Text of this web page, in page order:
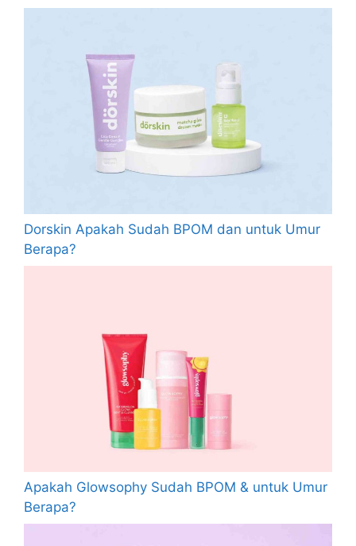
Dorskin Apakah Sudah BPOM dan untuk Umur
Berapa?
Apakah Glowsophy Sudah BPOM & untuk Umur
Berapa?